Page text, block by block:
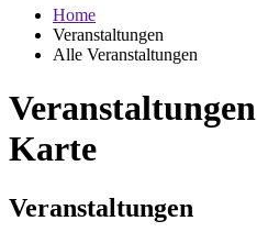
Home
Veranstaltungen
Alle Veranstaltungen
Veranstaltungen
Karte
Veranstaltungen